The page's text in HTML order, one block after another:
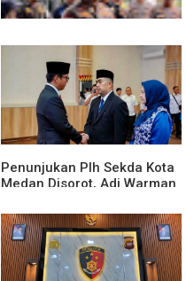
Kunker Perdana ke
Entikong, Kapolres Sanggau:
Keamanan Perbatasan
Tanggung Jawab Bersama
Penunjukan Plh Sekda Kota
Medan Disorot, Adi Warman
Komitmen terhadap Sistem
Merit